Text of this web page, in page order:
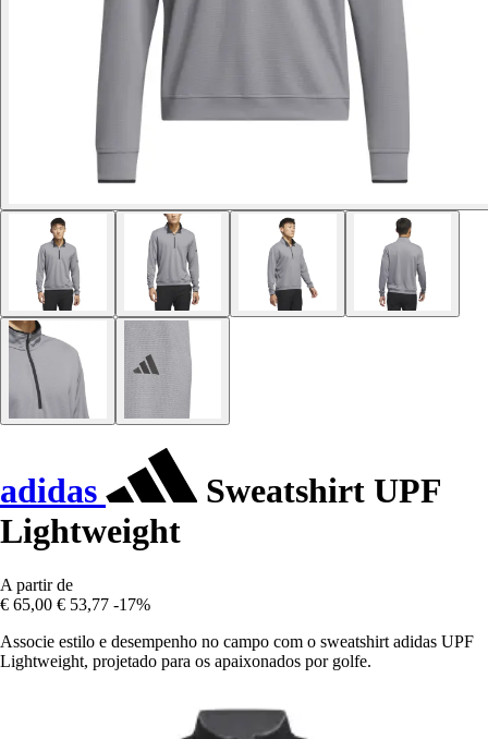
adidas
Sweatshirt UPF
Lightweight
A partir de
€ 65,00 € 53,77 -17%
Associe estilo e desempenho no campo com o sweatshirt adidas UPF
Lightweight, projetado para os apaixonados por golfe.